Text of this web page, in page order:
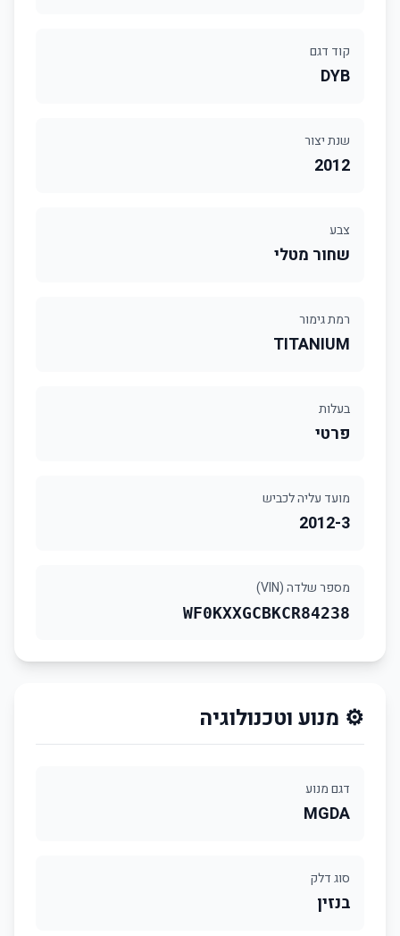
קוד דגם
DYB
שנת יצור
2012
צבע
שחור מטלי
רמת גימור
TITANIUM
בעלות
פרטי
מועד עליה לכביש
2012-3
מספר שלדה (VIN)
WF0KXXGCBKCR84238
⚙️ מנוע וטכנולוגיה
דגם מנוע
MGDA
סוג דלק
בנזין